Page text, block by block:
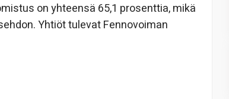
on yhteensä 65,1 prosenttia, mikä
Yhtiöt tulevat Fennovoiman